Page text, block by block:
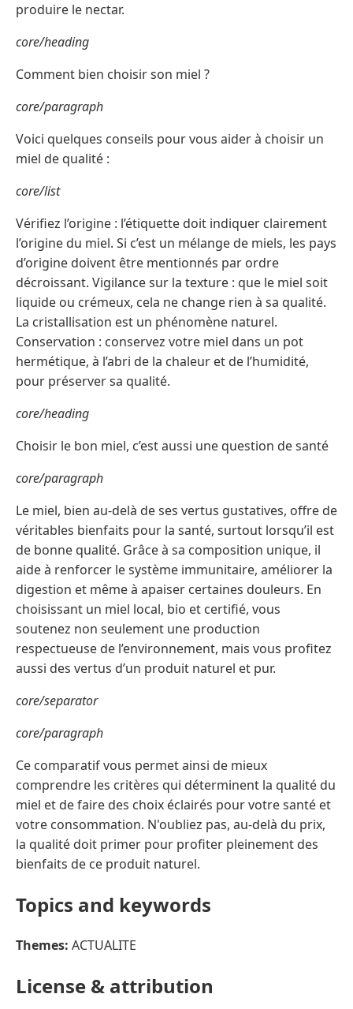
produire le nectar.
core/heading
Comment bien choisir son miel ?
core/paragraph
Voici quelques conseils pour vous aider à choisir un
miel de qualité :
core/list
Vérifiez l’origine : l’étiquette doit indiquer clairement
l’origine du miel. Si c’est un mélange de miels, les pays
d’origine doivent être mentionnés par ordre
décroissant. Vigilance sur la texture : que le miel soit
liquide ou crémeux, cela ne change rien à sa qualité.
La cristallisation est un phénomène naturel.
Conservation : conservez votre miel dans un pot
hermétique, à l’abri de la chaleur et de l’humidité,
pour préserver sa qualité.
core/heading
Choisir le bon miel, c’est aussi une question de santé
core/paragraph
Le miel, bien au-delà de ses vertus gustatives, offre de
véritables bienfaits pour la santé, surtout lorsqu’il est
de bonne qualité. Grâce à sa composition unique, il
aide à renforcer le système immunitaire, améliorer la
digestion et même à apaiser certaines douleurs. En
choisissant un miel local, bio et certifié, vous
soutenez non seulement une production
respectueuse de l’environnement, mais vous profitez
aussi des vertus d’un produit naturel et pur.
core/separator
core/paragraph
Ce comparatif vous permet ainsi de mieux
comprendre les critères qui déterminent la qualité du
miel et de faire des choix éclairés pour votre santé et
votre consommation. N'oubliez pas, au-delà du prix,
la qualité doit primer pour profiter pleinement des
bienfaits de ce produit naturel.
Topics and keywords
Themes: ACTUALITE
License & attribution